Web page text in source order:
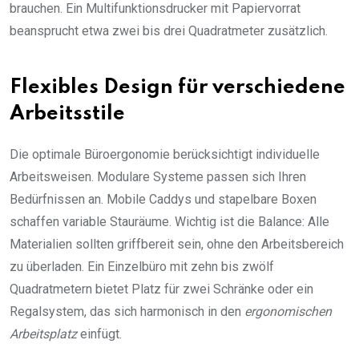
brauchen. Ein Multifunktionsdrucker mit Papiervorrat
beansprucht etwa zwei bis drei Quadratmeter zusätzlich.
Flexibles Design für verschiedene
Arbeitsstile
Die optimale Büroergonomie berücksichtigt individuelle
Arbeitsweisen. Modulare Systeme passen sich Ihren
Bedürfnissen an. Mobile Caddys und stapelbare Boxen
schaffen variable Stauräume. Wichtig ist die Balance: Alle
Materialien sollten griffbereit sein, ohne den Arbeitsbereich
zu überladen. Ein Einzelbüro mit zehn bis zwölf
Quadratmetern bietet Platz für zwei Schränke oder ein
Regalsystem, das sich harmonisch in den ergonomischen
Arbeitsplatzeinfügt.